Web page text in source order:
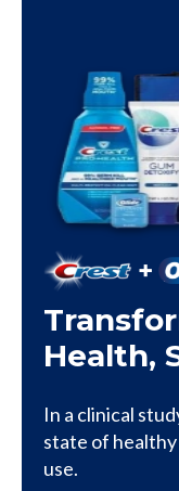
Health,
In a clinical
state of
use.